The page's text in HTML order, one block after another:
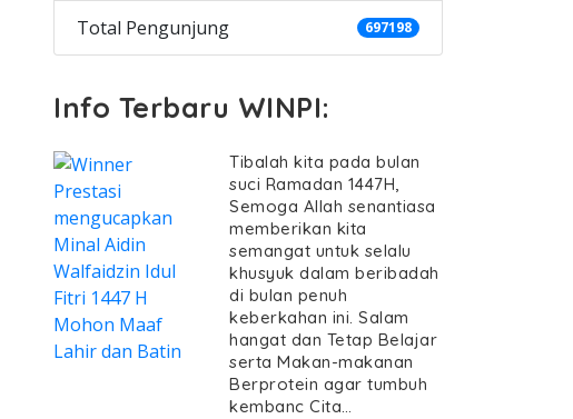
Total Pengunjung 697198
Info Terbaru WINPI:
Tibalah kita pada bulan
suci Ramadan 1447H,
Semoga Allah senantiasa
memberikan kita
semangat untuk selalu
khusyuk dalam beribadah
di bulan penuh
keberkahan ini. Salam
hangat dan Tetap Belajar
serta Makan-makanan
Berprotein agar tumbuh
kembanc Cita…